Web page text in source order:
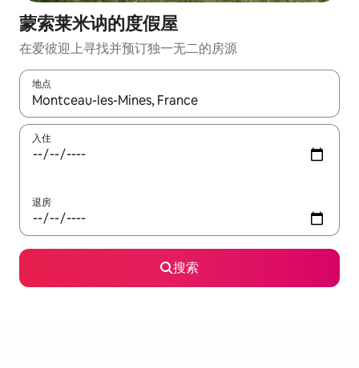
蒙索莱米讷的度假屋
在爱彼迎上寻找并预订独一无二的房源
地点
如有搜索结果，请使用上下方向键查看，或通过点击或滑动手势
入住
退房
搜索